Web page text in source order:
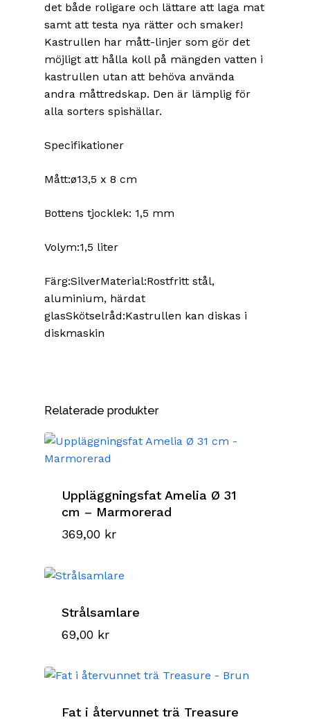
det både roligare och lättare att laga mat
samt att testa nya rätter och smaker!
Kastrullen har mått-linjer som gör det
möjligt att hålla koll på mängden vatten i
kastrullen utan att behöva använda
andra måttredskap. Den är lämplig för
alla sorters spishällar.
Specifikationer
Mått:ø13,5 x 8 cm
Bottens tjocklek: 1,5 mm
Volym:1,5 liter
Färg:SilverMaterial:Rostfritt stål,
aluminium, härdat
glasSkötselråd:Kastrullen kan diskas i
diskmaskin
Relaterade produkter
Uppläggningsfat Amelia Ø 31
cm – Marmorerad
369,00 kr
Strålsamlare
69,00 kr
Fat i återvunnet trä Treasure